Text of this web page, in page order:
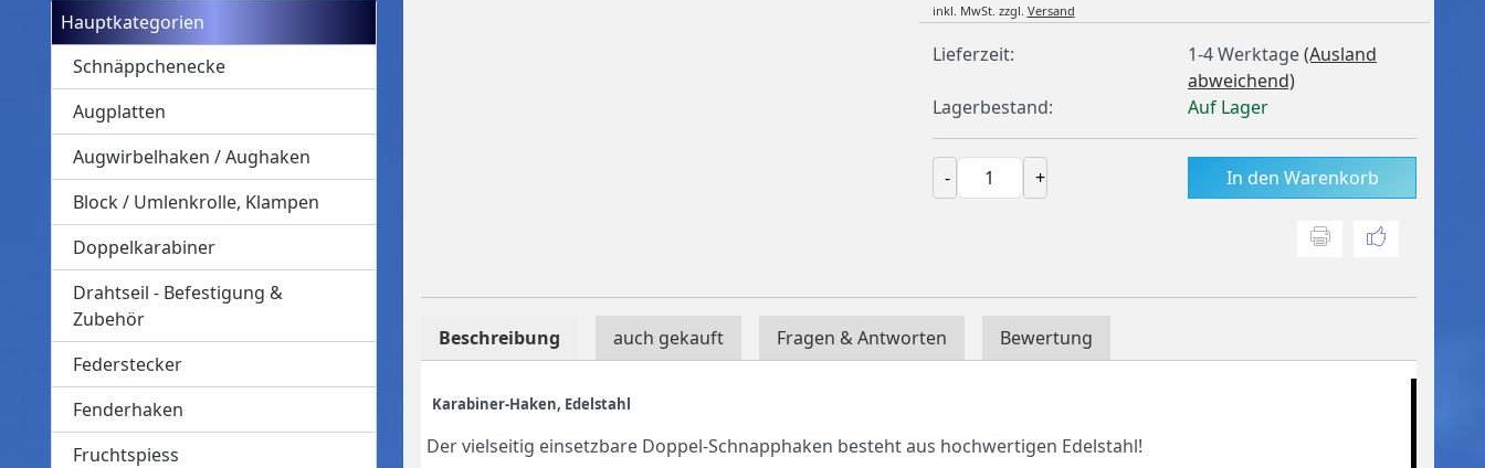
Hauptkategorien
Schnäppchenecke
Augplatten
Augwirbelhaken / Aughaken
Block / Umlenkrolle, Klampen
Doppelkarabiner
Drahtseil - Befestigung &
Zubehör
Federstecker
Fenderhaken
Fruchtspiess
inkl. MwSt. zzgl. Versand
Lieferzeit: 1-4 Werktage(Ausland
abweichend)
Lagerbestand:
Auf Lager
- + In den Warenkorb
Beschreibung auch gekauft Fragen & Antworten Bewertung
Karabiner-Haken, Edelstahl
Der vielseitig einsetzbare Doppel-Schnapphaken besteht aus hochwertigen Edelstahl!